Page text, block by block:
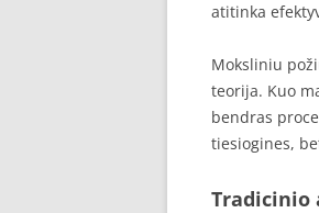
atitinka
Moksliniu
teorija. Kuo
bendras
tiesiogines,
Tradicinio